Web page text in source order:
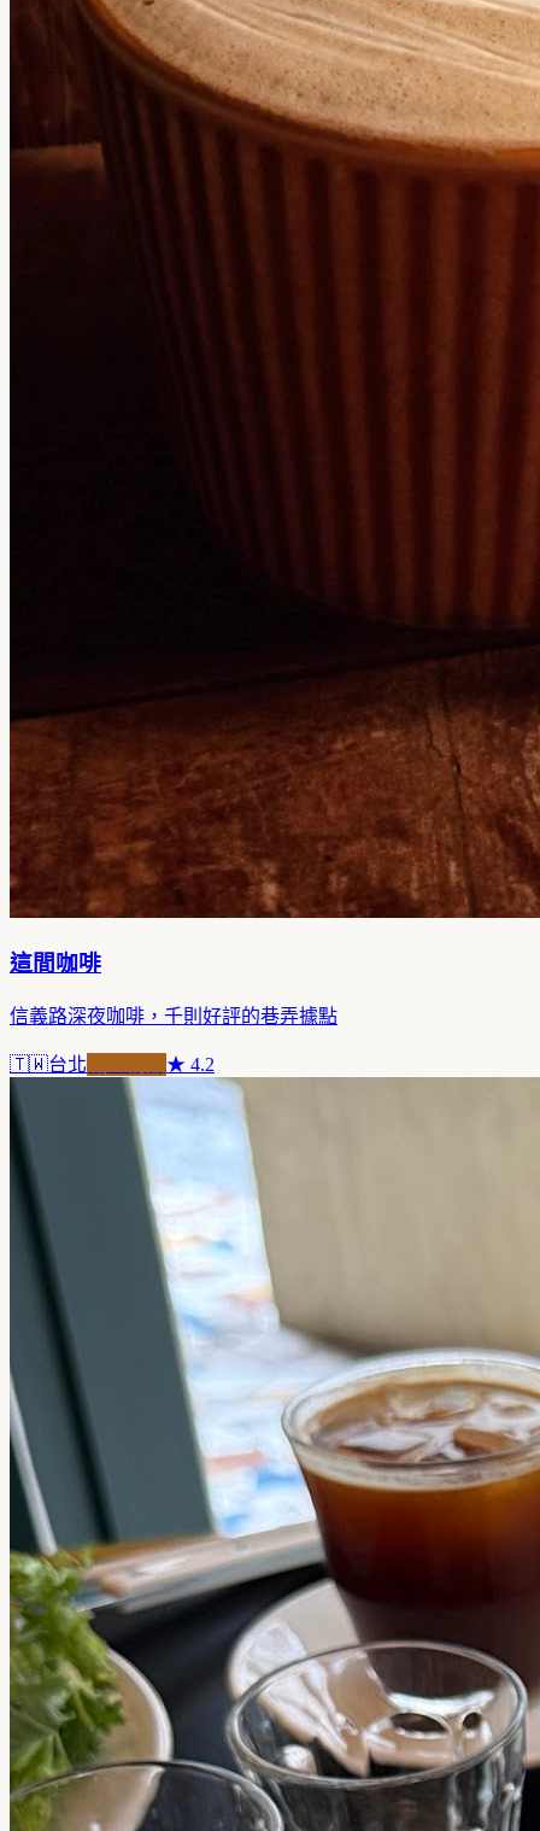
這間咖啡
信義路深夜咖啡，千則好評的巷弄據點
🇹🇼台北 ★ 4.2